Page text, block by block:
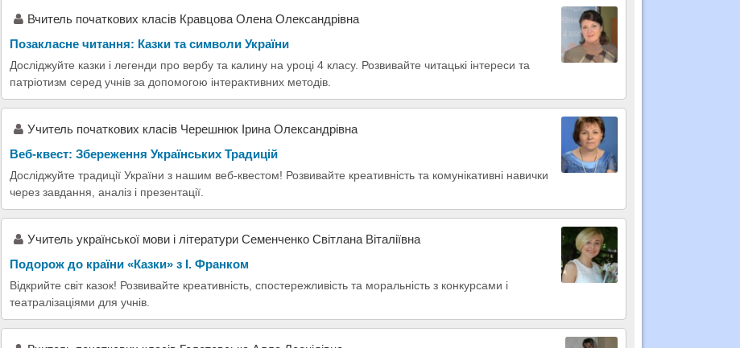
Вчитель початкових класів Кравцова Олена Олександрівна
Позакласне читання: Казки та символи України
Досліджуйте казки і легенди про вербу та калину на уроці 4 класу. Розвивайте читацькі інтереси та
патріотизм серед учнів за допомогою інтерактивних методів.
Учитель початкових класів Черешнюк Ірина Олександрівна
Веб-квест: Збереження Українських Традицій
Досліджуйте традиції України з нашим веб-квестом! Розвивайте креативність та комунікативні навички
через завдання, аналіз і презентації.
Учитель української мови і літератури Семенченко Світлана Віталіївна
Подорож до країни «Казки» з І. Франком
Відкрийте світ казок! Розвивайте креативність, спостережливість та моральність з конкурсами і
театралізаціями для учнів.